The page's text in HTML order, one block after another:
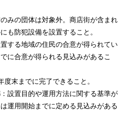
のみの団体は対象外。商店街が含まれ
も防犯設備を設置すること。
置する地域の住民の合意が得られてい
に合意が得られる見込みがあるこ
度末までに完了できること。
：設置目的や運用方法に関する基準が
運用開始までに定める見込みがある